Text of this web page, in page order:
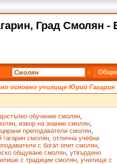
Град Смолян -
основно училище Юрий Гагарин
обучение смолян,
, извор на знание смолян,
преподаватели смолян,
смолян, отлична учебна
с богат опит смолян,
общуване смолян, утвърдено
с традиции смолян, училище с